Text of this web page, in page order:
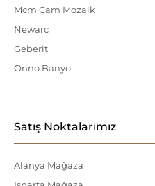
Mcm Cam Mozaik
Newarc
Geberit
Onno Banyo
Satış Noktalarımız
Alanya Mağaza